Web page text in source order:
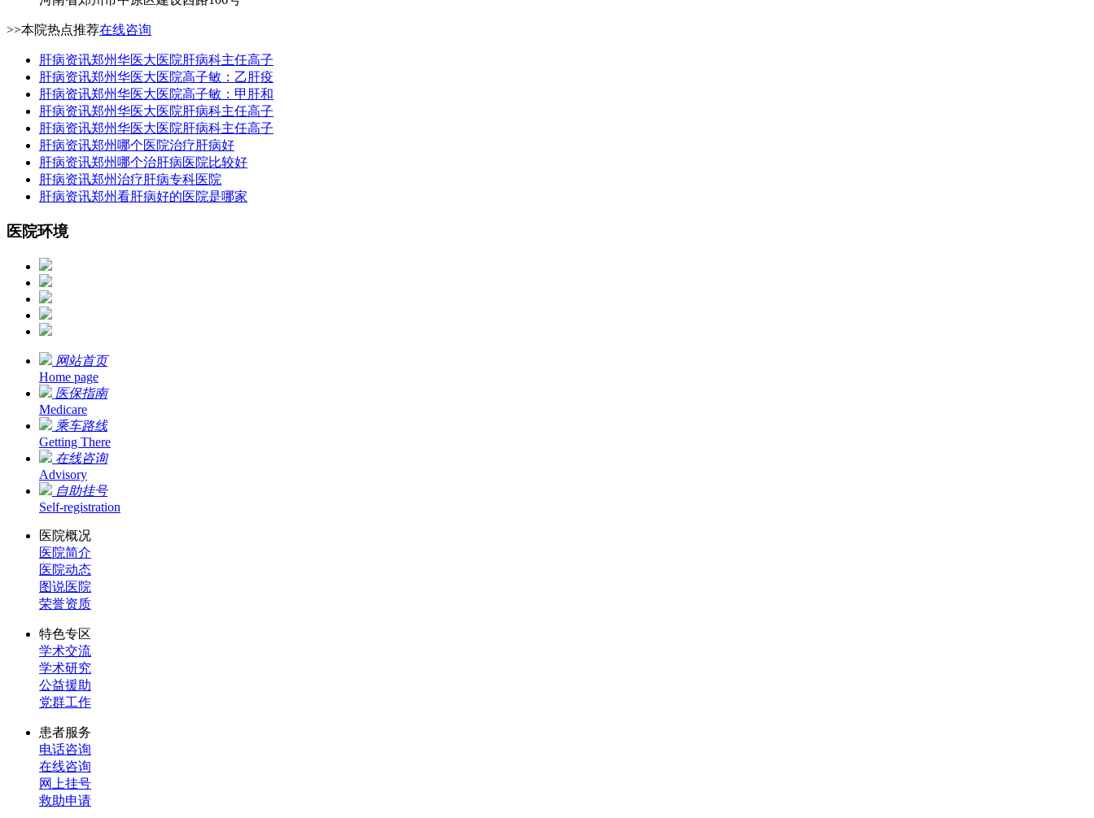
>>本院热点推荐在线咨询
肝病资讯郑州华医大医院肝病科主任高子
肝病资讯郑州华医大医院高子敏：乙肝疫
肝病资讯郑州华医大医院高子敏：甲肝和
肝病资讯郑州华医大医院肝病科主任高子
肝病资讯郑州华医大医院肝病科主任高子
肝病资讯郑州哪个医院治疗肝病好
肝病资讯郑州哪个治肝病医院比较好
肝病资讯郑州治疗肝病专科医院
肝病资讯郑州看肝病好的医院是哪家
医院环境
网站首页
Home page
医保指南
Medicare
乘车路线
Getting There
在线咨询
Advisory
自助挂号
Self-registration
医院概况
医院简介
医院动态
图说医院
荣誉资质
特色专区
学术交流
学术研究
公益援助
党群工作
患者服务
电话咨询
在线咨询
网上挂号
救助申请